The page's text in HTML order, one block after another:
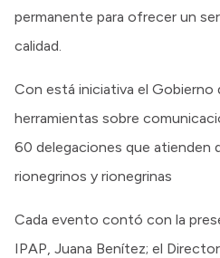
permanente para ofrecer un
calidad.
Con está iniciativa el Gobierno
herramientas sobre
60 delegaciones que atienden
rionegrinos y rionegrinas
Cada evento contó con la
IPAP, Juana Benítez; el